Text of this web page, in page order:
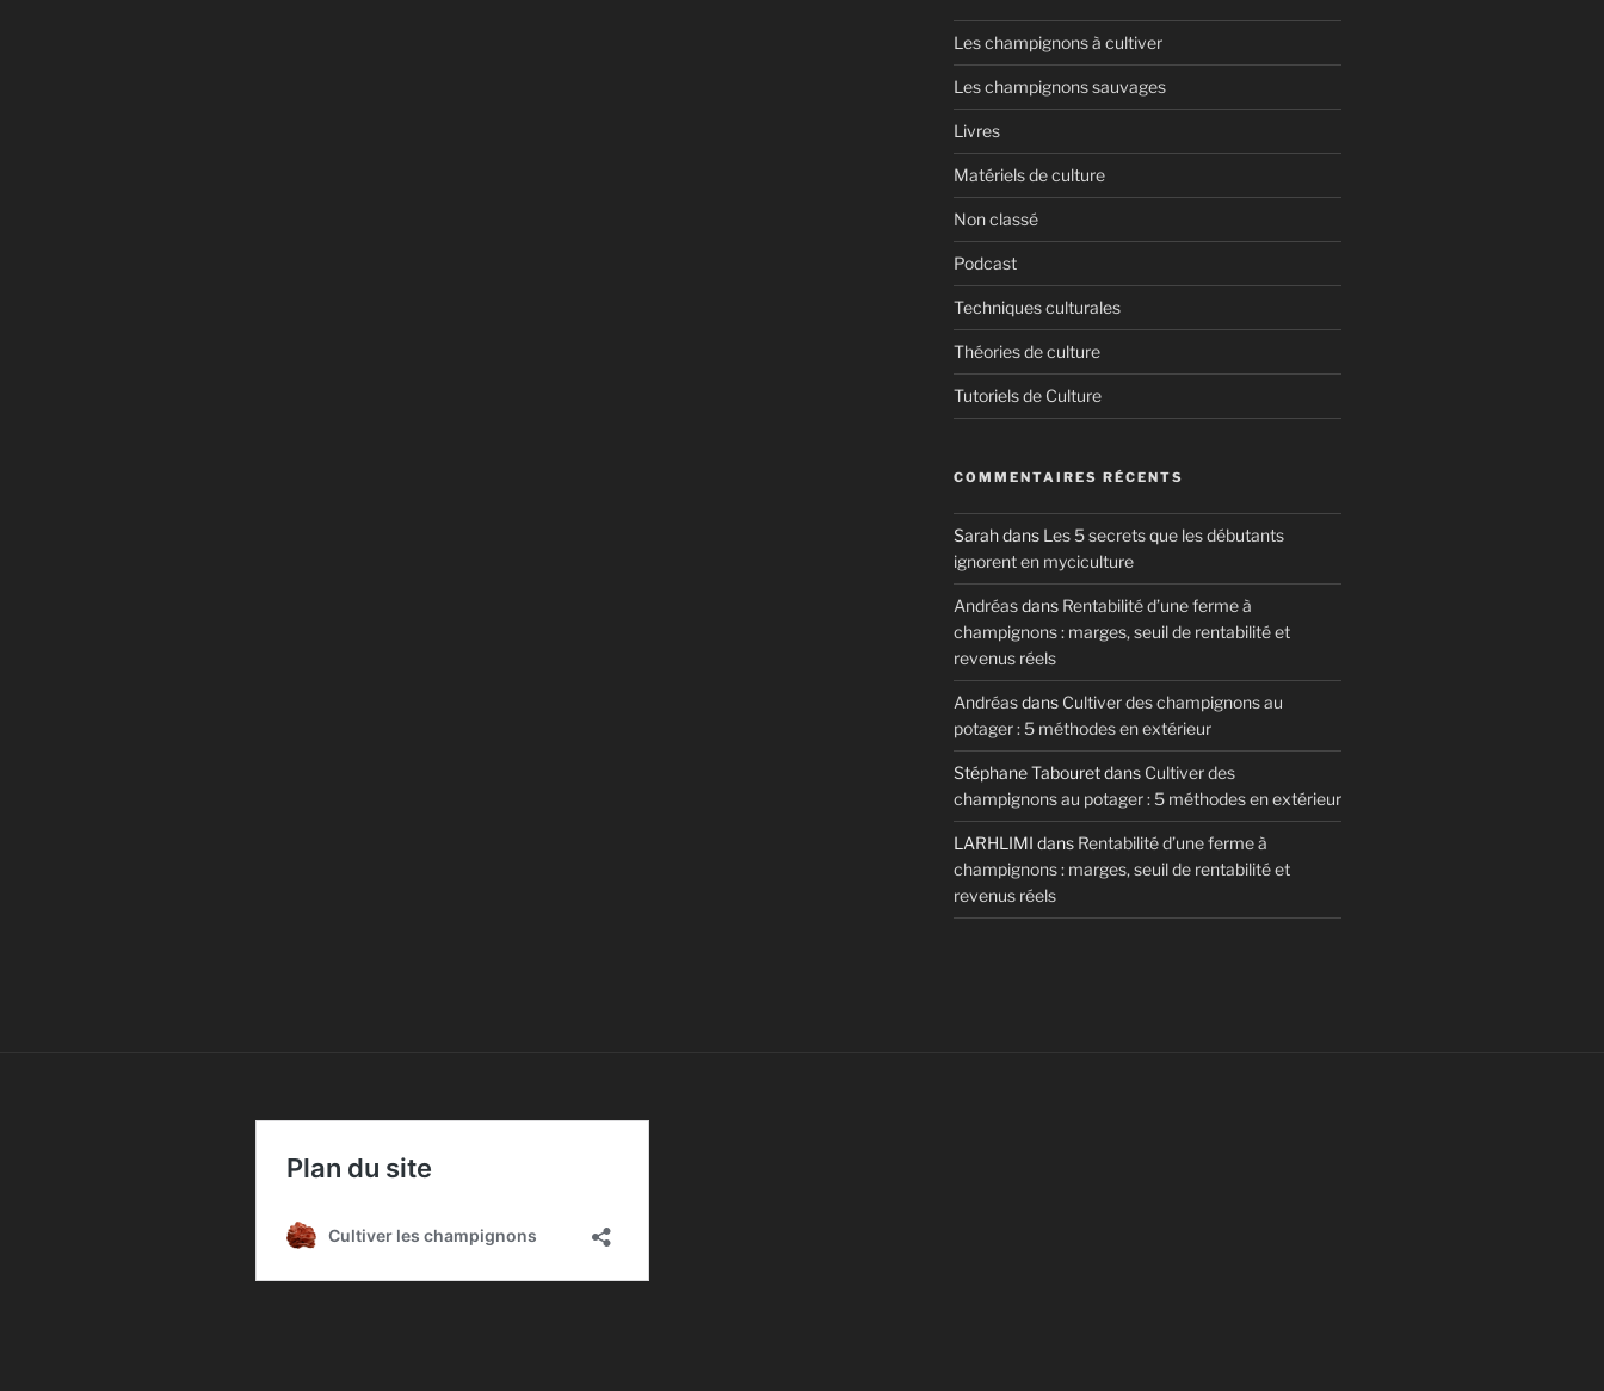
Les champignons à cultiver
Les champignons sauvages
Livres
Matériels de culture
Non classé
Podcast
Techniques culturales
Théories de culture
Tutoriels de Culture
COMMENTAIRES RÉCENTS
Sarahdans Les 5 secrets que les débutants
ignorent en myciculture
Andréasdans Rentabilité d’une ferme à
champignons : marges, seuil de rentabilité et
revenus réels
Andréasdans Cultiver des champignons au
potager : 5 méthodes en extérieur
Stéphane Tabouretdans Cultiver des
champignons au potager : 5 méthodes en extérieur
LARHLIMI dans Rentabilité d’une ferme à
champignons : marges, seuil de rentabilité et
revenus réels